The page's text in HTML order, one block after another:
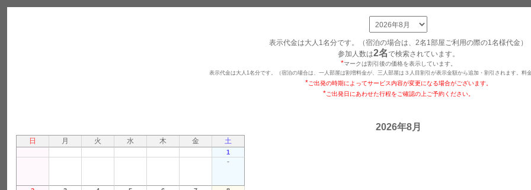
表示代金は大人1名分です。（宿泊の場合は、2名1部屋ご利用の際の1名様代金）
参加人数は2名で検索されています。
*マークは割引後の価格を表示しています。
表示代金は大人1名分です。（宿泊の場合は、一人部屋は割増料金が、三人部屋は３人目割引が表示金額から追加・割引されます。料
*ご出発の時期によってサービス内容が変更になる場合がございます。
*ご出発日にあわせた行程をご確認の上ご予約ください。
2026年8月
日 月 火 水 木 金 土
1
-